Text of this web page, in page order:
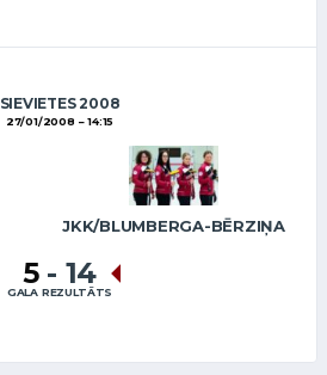
SIEVIETES 2008
27/01/2008 14:15
JKK/BLUMBERGA-BĒRZIŅA
5 - 14
GALA REZULTĀTS